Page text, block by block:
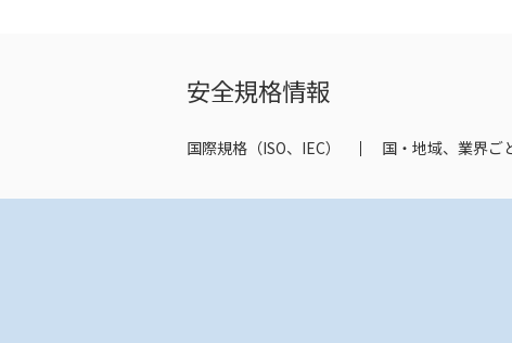
安全規格情報
国際規格（ISO、IEC） 国・地域、業界ご